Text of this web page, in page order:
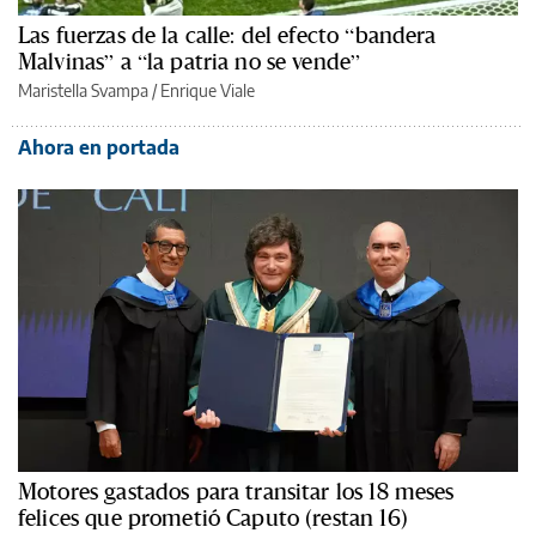
Las fuerzas de la calle: del efecto “bandera
Malvinas” a “la patria no se vende”
Maristella Svampa /Enrique Viale
Ahora en portada
Motores gastados para transitar los 18 meses
felices que prometió Caputo (restan 16)